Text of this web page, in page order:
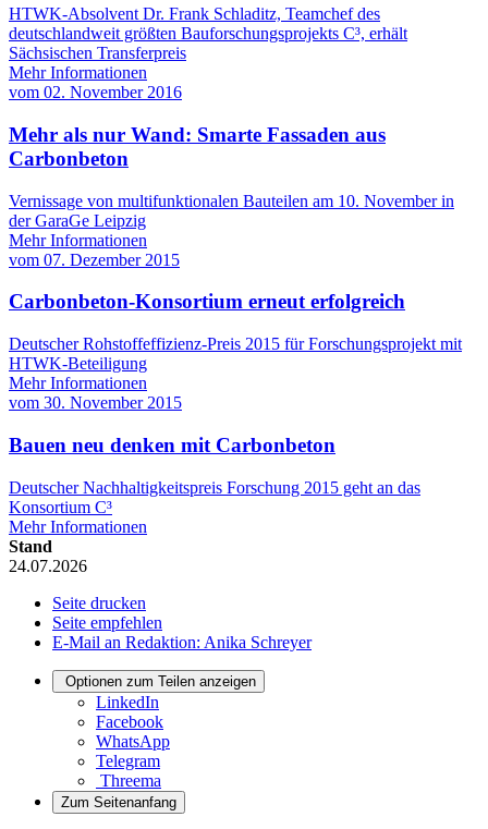
HTWK-Absolvent Dr. Frank Schladitz, Teamchef des
deutschlandweit größten Bauforschungsprojekts C³, erhält
Sächsischen Transferpreis
Mehr Informationen
vom 02. November 2016
Mehr als nur Wand: Smarte Fassaden aus
Carbonbeton
Vernissage von multifunktionalen Bauteilen am 10. November in
der GaraGe Leipzig
Mehr Informationen
vom 07. Dezember 2015
Carbonbeton-Konsortium erneut erfolgreich
Deutscher Rohstoffeffizienz-Preis 2015 für Forschungsprojekt mit
HTWK-Beteiligung
Mehr Informationen
vom 30. November 2015
Bauen neu denken mit Carbonbeton
Deutscher Nachhaltigkeitspreis Forschung 2015 geht an das
Konsortium C³
Mehr Informationen
Stand
24.07.2026
Seite drucken
Seite empfehlen
E-Mail an Redaktion: Anika Schreyer
Optionen zum Teilen anzeigen
LinkedIn
Facebook
WhatsApp
Telegram
Threema
Zum Seitenanfang